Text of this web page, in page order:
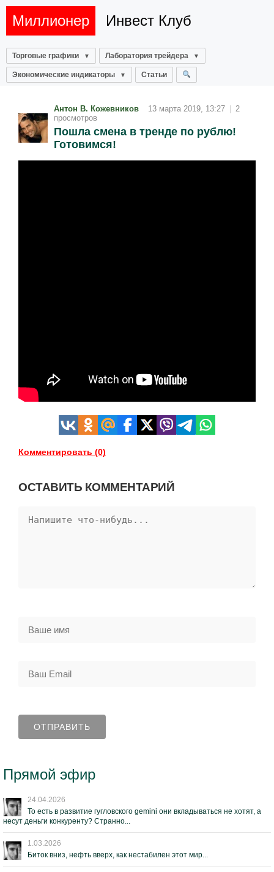
Миллионер Инвест Клуб
Торговые графики Лаборатория трейдера
Экономические индикаторы Статьи
Антон В. Кожевников 13 марта 2019, 13:27
2
просмотров
Пошла смена в тренде по рублю!
Готовимся!
Комментировать (0)
ОСТАВИТЬ КОММЕНТАРИЙ
Прямой эфир
24.04.2026
То есть в развитие гугловского gemini они вкладываться не хотят, а
несут деньги конкуренту? Странно...
1.03.2026
Биток вниз, нефть вверх, как нестабилен этот мир...